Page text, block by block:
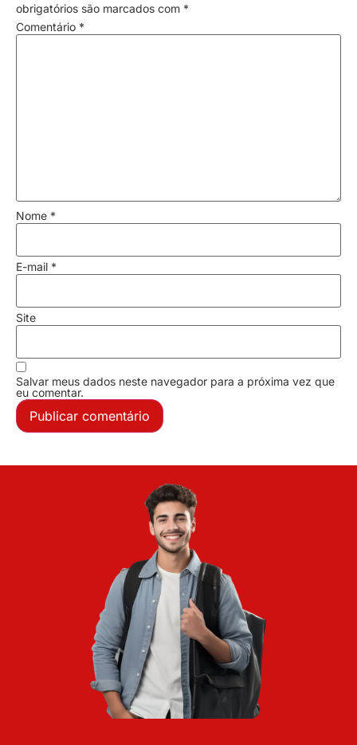
obrigatórios são marcados com *
Comentário *
Nome *
E-mail *
Site
Salvar meus dados neste navegador para a próxima vez que
eu comentar.